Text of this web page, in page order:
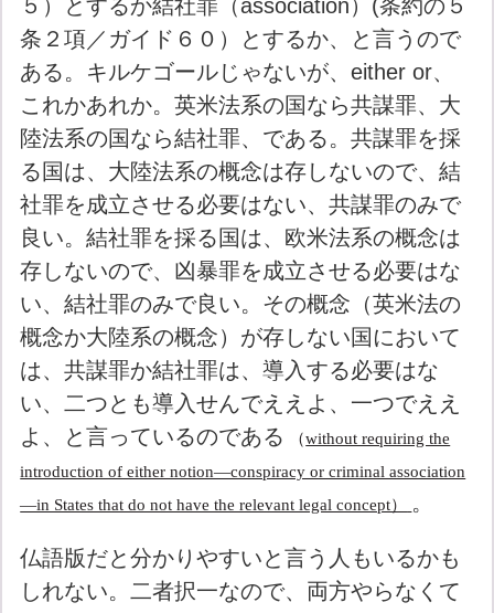
５）とするか結社罪（association）(条約の５
条２項／ガイド６０）とするか、と言うので
ある。キルケゴールじゃないが、either or、
これかあれか。英米法系の国なら共謀罪、大
陸法系の国なら結社罪、である。共謀罪を採
る国は、大陸法系の概念は存しないので、結
社罪を成立させる必要はない、共謀罪のみで
良い。結社罪を採る国は、欧米法系の概念は
存しないので、凶暴罪を成立させる必要はな
い、結社罪のみで良い。その概念（英米法の
概念か大陸系の概念）が存しない国において
は、共謀罪か結社罪は、導入する必要はな
い、二つとも導入せんでええよ、一つでええ
よ、と言っているのである
（without requiring the
introduction of either notion—conspiracy or criminal association
—in States that do not have the relevant legal concept）
。
仏語版だと分かりやすいと言う人もいるかも
しれない。二者択一なので、両方やらなくて